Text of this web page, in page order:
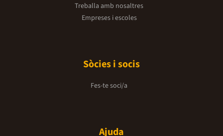
Treballa amb nosaltres
Empreses i escoles
Sòcies i socis
Fes-te soci/a
Ajuda